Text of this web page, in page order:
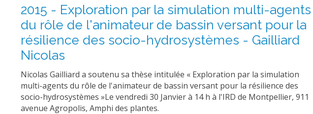
2015 - Exploration par la simulation multi-agents
du rôle de l'animateur de bassin versant pour la
résilience des socio-hydrosystèmes - Gailliard
Nicolas
Nicolas Gailliard a soutenu sa thèse intitulée « Exploration par la simulation
multi-agents du rôle de l'animateur de bassin versant pour la résilience des
socio-hydrosystèmes »Le vendredi 30 Janvier à 14 h à l'IRD de Montpellier, 911
avenue Agropolis, Amphi des plantes.